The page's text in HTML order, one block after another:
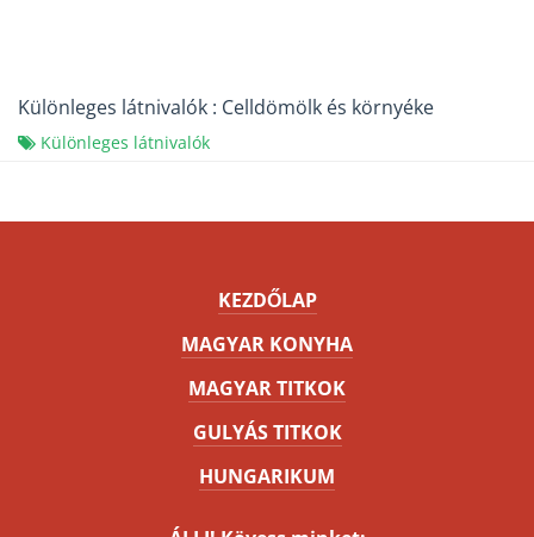
Különleges látnivalók : Celldömölk és környéke
Különleges látnivalók
KEZDŐLAP
MAGYAR KONYHA
MAGYAR TITKOK
GULYÁS TITKOK
HUNGARIKUM